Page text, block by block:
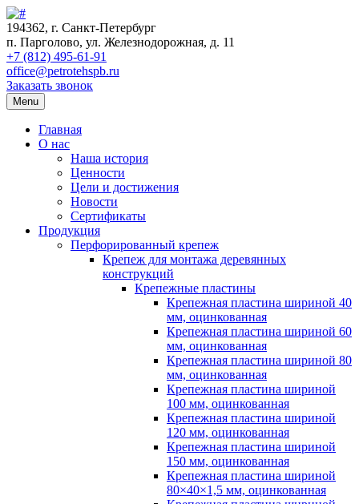
194362, г. Санкт-Петербург
п. Парголово, ул. Железнодорожная, д. 11
+7 (812) 495-61-91
office@petrotehspb.ru
Заказать звонок
Menu
Главная
О нас
Наша история
Ценности
Цели и достижения
Новости
Сертификаты
Продукция
Перфорированный крепеж
Крепеж для монтажа деревянных
конструкций
Крепежные пластины
Крепежная пластина шириной 40
мм, оцинкованная
Крепежная пластина шириной 60
мм, оцинкованная
Крепежная пластина шириной 80
мм, оцинкованная
Крепежная пластина шириной
100 мм, оцинкованная
Крепежная пластина шириной
120 мм, оцинкованная
Крепежная пластина шириной
150 мм, оцинкованная
Крепежная пластина шириной
80×40×1,5 мм, оцинкованная